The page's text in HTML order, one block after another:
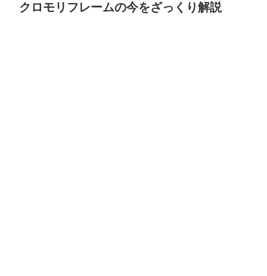
クロモリフレームの今をざっくり解説